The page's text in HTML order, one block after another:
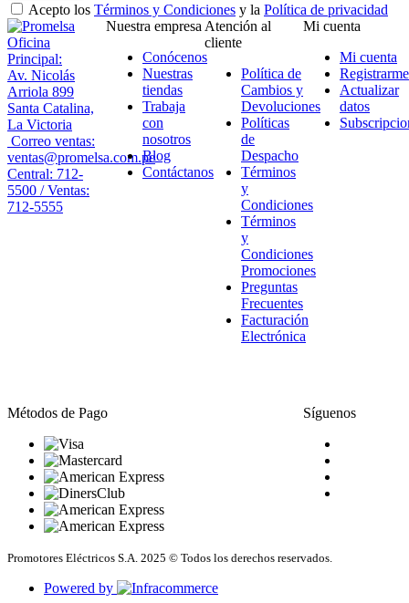
Acepto los Términos y Condiciones y la Política de privacidad
Oficina
Principal:
Av. Nicolás
Arriola 899
Santa Catalina,
La Victoria
Correo ventas:
ventas@promelsa.com.pe
Central: 712-
5500 / Ventas:
712-5555
Nuestra empresa
Conócenos
Nuestras
tiendas
Trabaja
con
nosotros
Blog
Contáctanos
Atención al
cliente
Política de
Cambios y
Devoluciones
Políticas
de
Despacho
Términos
y
Condiciones
Términos
y
Condiciones
Promociones
Preguntas
Frecuentes
Facturación
Electrónica
Mi cuenta
Mi cuenta
Registrarme
Actualizar
datos
Métodos de Pago Síguenos
Promotores Eléctricos S.A. 2025 © Todos los derechos reservados.
Powered by